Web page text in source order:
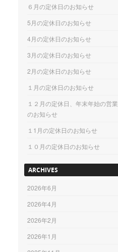
６月の定休日のお知らせ
5月の定休日のお知らせ
4月の定休日のお知らせ
3月の定休日のお知らせ
2月の定休日のお知らせ
１月の定休日のお知らせ
１２月の定休日、年末年始の営業
のお知らせ
１1月の定休日のお知らせ
１０月の定休日のお知らせ
ARCHIVES
2026年6月
2026年4月
2026年2月
2026年1月